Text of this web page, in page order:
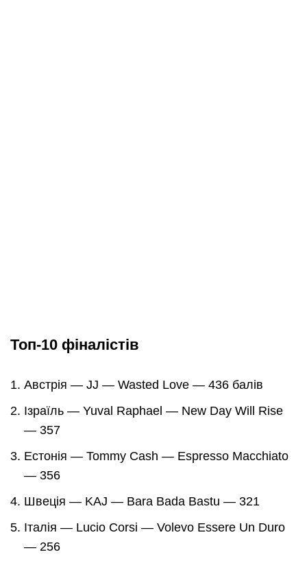
Топ-10 фіналістів
Австрія — JJ — Wasted Love — 436 балів
Ізраїль — Yuval Raphael — New Day Will Rise
— 357
Естонія — Tommy Cash — Espresso Macchiato
— 356
Швеція — KAJ — Bara Bada Bastu — 321
Італія — Lucio Corsi — Volevo Essere Un Duro
— 256